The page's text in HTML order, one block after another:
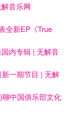
音乐网
全新EP《True
内专辑 | 无解音
一期节目 | 无解
中国俱乐部文化